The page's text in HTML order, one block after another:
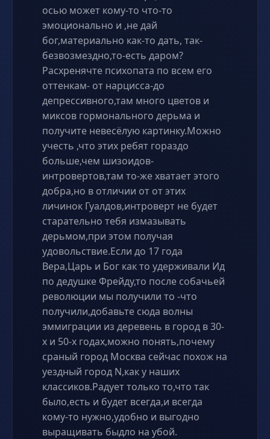
осью может кому-то что-то
эмоционально и ,не дай
бог,материально как-то дать, так-
безвозмездно,то-есть даром?
Расхренячте психопата по всем его
оттенкам- от нарцисса-до
депрессивного,там много цветов и
миксов гормонального дерьма и
получите невесёлую картинку.Можно
учесть ,что этих ребят гораздо
больше,чем шизоидов-
интровертов,там то-же хватает этого
добра,но в отличии от от этих
личинок Гуалдов,интроверт не будет
старательно тебя измазывать
дерьмом,при этом получая
удовольствие.Если до 17 года
Вера,Царь и Бог как то удерживали Ид
по дедушке Фрейду,то после собачьей
революции мы получили то -что
получили,добавьте сюда волны
эммиграции из деревень в город в 30-
х и 50-х годах,можно понять,почему
сраный город Москва сейчас похож на
уездный город N,как у наших
классиков.Радует только то,что так
было,есть и будет всегда,и всегда
кому-то нужно,удобно и выгодно
выращивать быдло на убой.